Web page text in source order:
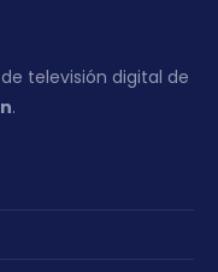
televisión digital de
.